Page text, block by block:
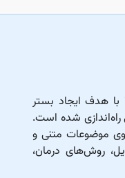
مجله اینترنتی دکتردکتر در سال ۱۳۹۶ با هدف ایجاد بستر
راه‌اندازی شده است.
موضوعات متنی و
روش‌های درمان،